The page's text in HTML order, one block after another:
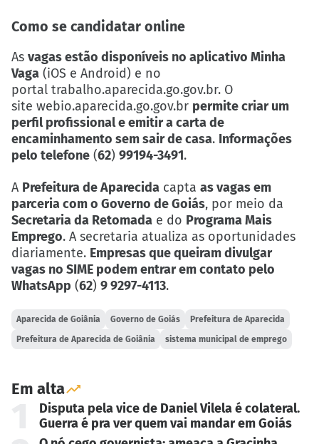
Como se candidatar online
As vagas estão disponíveis no aplicativo Minha
Vaga (iOS e Android) e no
portal trabalho.aparecida.go.gov.br. O
site webio.aparecida.go.gov.br permite criar um
perfil profissional e emitir a carta de
encaminhamento sem sair de casa. Informações
pelo telefone (62) 99194-3491.
A Prefeitura de Aparecida capta as vagas em
parceria com o Governo de Goiás, por meio da
Secretaria da Retomada e do Programa Mais
Emprego. A secretaria atualiza as oportunidades
diariamente. Empresas que queiram divulgar
vagas no SIME podem entrar em contato pelo
WhatsApp (62) 9 9297-4113.
Aparecida de Goiânia Governo de Goiás Prefeitura de Aparecida
Prefeitura de Aparecida de Goiânia sistema municipal de emprego
Em alta
Disputa pela vice de Daniel Vilela é colateral.
Guerra é pra ver quem vai mandar em Goiás